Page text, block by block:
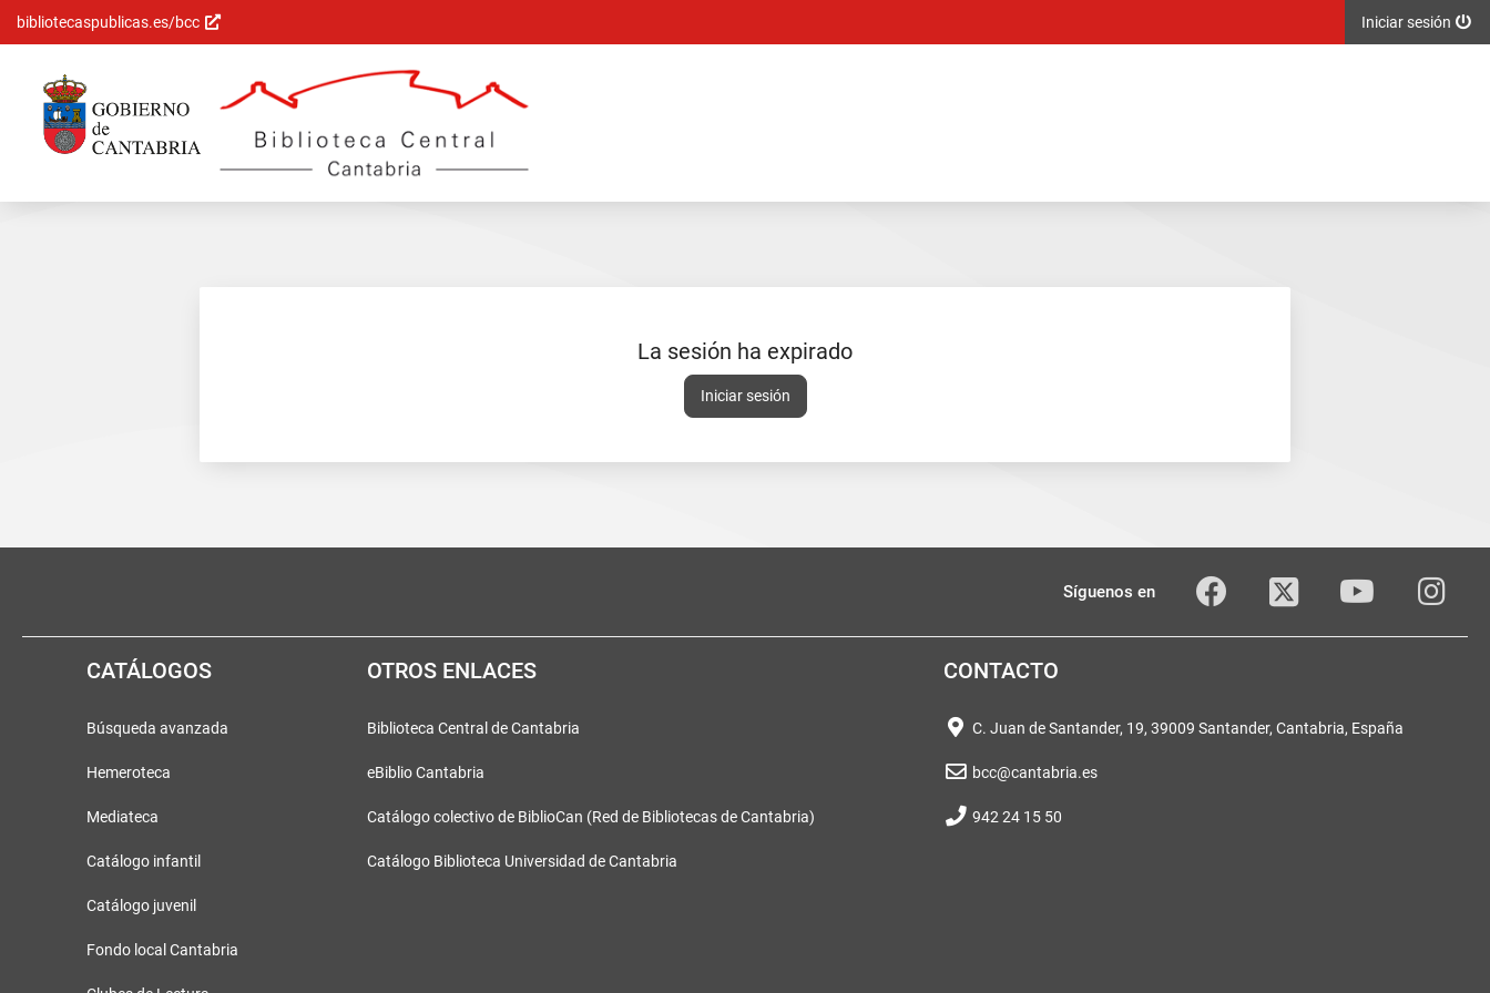
Saltar al
principal
bibliotecaspublicas.es/bcc Iniciar sesión
Sesión
expirada
La sesión ha expirado
Iniciar sesión
Síguenos en Facebook Twitter youTube
CATÁLOGOS
Búsqueda avanzada
Hemeroteca
Mediateca
Catálogo infantil
Catálogo juvenil
Fondo local Cantabria
OTROS ENLACES
Biblioteca Central de Cantabria
eBiblio Cantabria
Catálogo colectivo de BiblioCan (Red de Bibliotecas de Cantabria)
Catálogo Biblioteca Universidad de Cantabria
CONTACTO
C. Juan de Santander, 19, 39009 Santander, Cantabria, España
bcc@cantabria.es
942 24 15 50